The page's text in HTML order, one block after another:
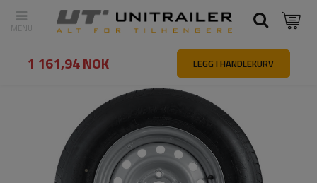
Tilbake Hovedside Hjul til tilhenger Forsterket
1 161,94 NOK LEGG I HANDLEKURV